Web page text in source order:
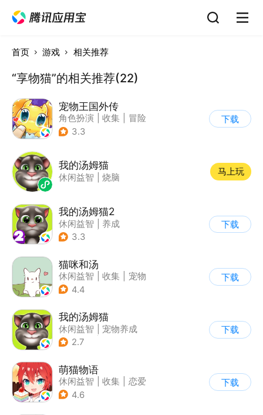
首页 游戏 相关推荐
“享物猫”的相关推荐(22)
宠物王国外传
角色扮演 收集
冒险
| 宠物
3.3
下载
我的汤姆猫
休闲益智 烧脑
马上玩
我的汤姆猫2
休闲益智
养成
| 汤姆猫
3.3
下载
猫咪和汤
休闲益智 收集
宠物
| 治愈
4.4
下载
我的汤姆猫
休闲益智
宠物养成
| 汤姆猫
2.7
下载
萌猫物语
休闲益智 收集
恋爱
| 女性向
4.6
下载